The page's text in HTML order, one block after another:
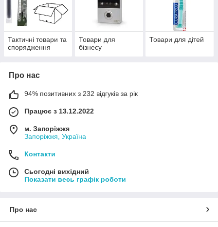
Тактичні товари та
спорядження
Товари для
бізнесу
Товари для дітей
Про нас
94% позитивних з 232 відгуків за рік
Працює з 13.12.2022
м. Запоріжжя
Запоріжжя, Україна
Контакти
Сьогодні вихідний
Показати весь графік роботи
Про нас